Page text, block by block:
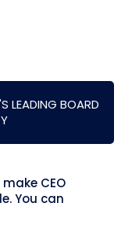
LEADING BOARD
CEO
You can